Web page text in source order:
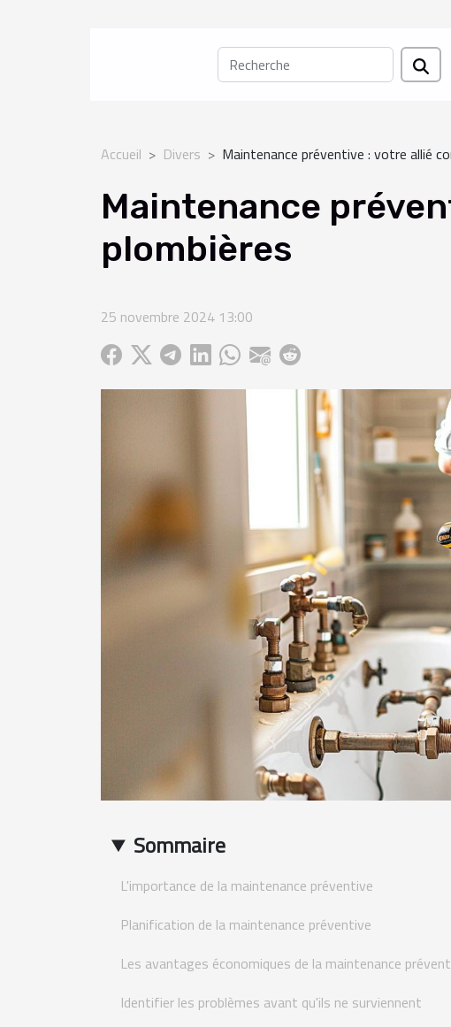
Accueil Divers Maintenance préventive : votre allié
Maintenance
plombières
25 novembre 2024 13:00
Sommaire
L'importance de la maintenance préventive
Planification de la maintenance préventive
Les avantages économiques de la maintenance
Identifier les problèmes avant qu'ils ne surviennent